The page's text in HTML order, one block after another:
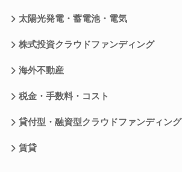
太陽光発電・蓄電池・電気
株式投資クラウドファンディング
海外不動産
税金・手数料・コスト
貸付型・融資型クラウドファンディング
賃貸